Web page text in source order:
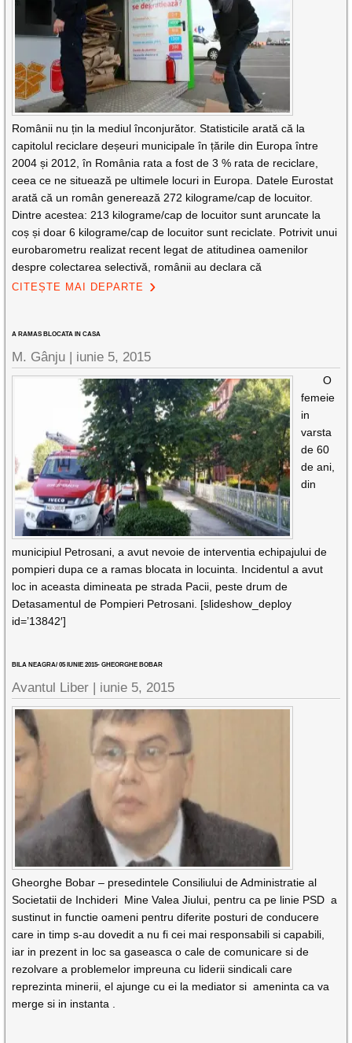
Românii nu țin la mediul înconjurător. Statisticile arată că la
capitolul reciclare deșeuri municipale în țările din Europa între
2004 și 2012, în România rata a fost de 3 % rata de reciclare,
ceea ce ne situează pe ultimele locuri in Europa. Datele Eurostat
arată că un român generează 272 kilograme/cap de locuitor.
Dintre acestea: 213 kilograme/cap de locuitor sunt aruncate la
coș și doar 6 kilograme/cap de locuitor sunt reciclate. Potrivit unui
eurobarometru realizat recent legat de atitudinea oamenilor
despre colectarea selectivă, românii au declara că
CITEȘTE MAI DEPARTE
A RAMAS BLOCATA IN CASA
M. Gânju | iunie 5, 2015
O
femeie
in
varsta
de 60
de ani,
din
municipiul Petrosani, a avut nevoie de interventia echipajului de
pompieri dupa ce a ramas blocata in locuinta. Incidentul a avut
loc in aceasta dimineata pe strada Pacii, peste drum de
Detasamentul de Pompieri Petrosani. [slideshow_deploy
id=’13842′]
BILA NEAGRA/ 05 IUNIE 2015- GHEORGHE BOBAR
Avantul Liber | iunie 5, 2015
Gheorghe Bobar – presedintele Consiliului de Administratie al
Societatii de Inchideri Mine Valea Jiului, pentru ca pe linie PSD a
sustinut in functie oameni pentru diferite posturi de conducere
care in timp s-au dovedit a nu fi cei mai responsabili si capabili,
iar in prezent in loc sa gaseasca o cale de comunicare si de
rezolvare a problemelor impreuna cu liderii sindicali care
reprezinta minerii, el ajunge cu ei la mediator si ameninta ca va
merge si in instanta .